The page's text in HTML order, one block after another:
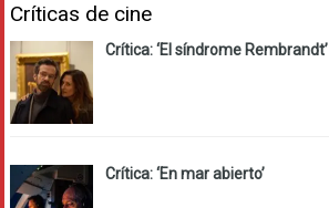
Críticas de cine
Crítica: ‘El síndrome Rembrandt’
Crítica: ‘En mar abierto’